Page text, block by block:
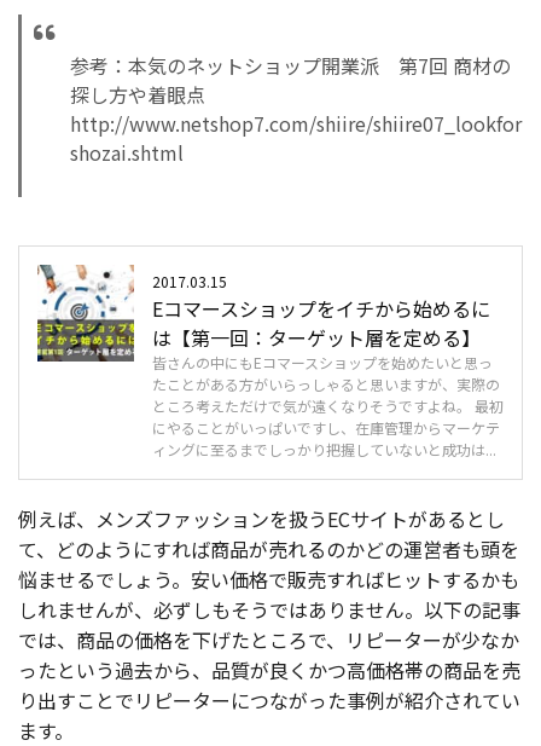
参考：本気のネットショップ開業派 第7回 商材の
探し方や着眼点
http://www.netshop7.com/shiire/shiire07_lookfor
shozai.shtml
2017.03.15
Eコマースショップをイチから始めるに
は【第一回：ターゲット層を定める】
皆さんの中にもEコマースショップを始めたいと思っ
たことがある方がいらっしゃると思いますが、実際の
ところ考えただけで気が遠くなりそうですよね。 最初
にやることがいっぱいですし、在庫管理からマーケテ
ィングに至るまでしっかり把握していないと成功は...
例えば、メンズファッションを扱うECサイトがあるとし
て、どのようにすれば商品が売れるのかどの運営者も頭を
悩ませるでしょう。安い価格で販売すればヒットするかも
しれませんが、必ずしもそうではありません。以下の記事
では、商品の価格を下げたところで、リピーターが少なか
ったという過去から、品質が良くかつ高価格帯の商品を売
り出すことでリピーターにつながった事例が紹介されてい
ます。